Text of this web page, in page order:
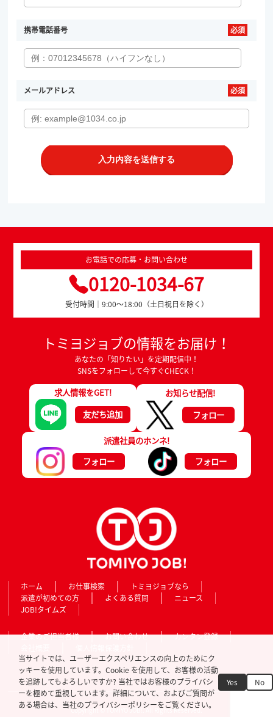
携帯電話番号
メールアドレス
お電話での応募・お問い合わせ
0120-1034-67
受付時間｜9:00～18:00（土日祝日を除く）
トミヨジョブの情報をお届け！
あなたの「知りたい」を定期配信中！
SNSをフォローして今すぐCHECK！
求人情報をGET!
友だち追加
お知らせ配信!
フォロー
派遣社員のホンネ!
フォロー
フォロー
ホーム お仕事検索
トミヨジョブなら
派遣が初めての方
よくある質問
ニュース
JOB!タイムズ
企業のご担当者様 お問い合わせ
カンタン登録
Copyright © TOMIYO JOB!. All Rights Reserved.
当サイトでは、ユーザーエクスペリエンスの向上のためにク
ッキーを使用しています。Cookie を使用して、お客様の活動
を追跡してもよろしいですか? 当社ではお客様のプライバシ
ーを極めて重視しています。詳細について、およびご質問が
ある場合は、当社のプライバシーポリシーをご覧ください。
Yes No